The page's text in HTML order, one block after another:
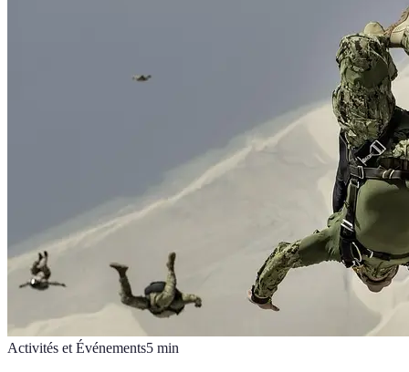
Activités et Événements5 min